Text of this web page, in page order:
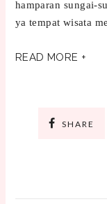
hamparan sungai-
ya tempat wisata
READ MORE +
SHARE